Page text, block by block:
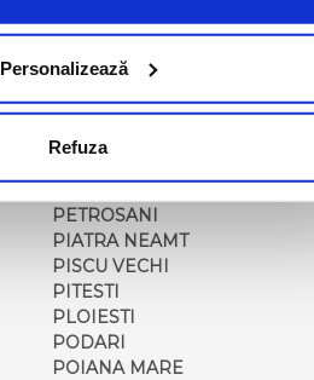
Personalizează
Refuza
OLTENITA
ONESTI
ORSOVA
PASCANI
PERISOR
PETROSANI
PIATRA NEAMT
PISCU VECHI
PITESTI
PLOIESTI
PODARI
POIANA MARE